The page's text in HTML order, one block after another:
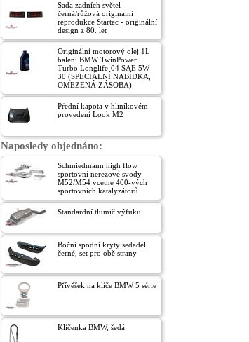
Sada zadních světel
černá/růžová originální
reprodukce Startec - originální
design z 80. let
Originální motorový olej 1L
balení BMW TwinPower
Turbo Longlife-04 SAE 5W-
30 (SPECIÁLNÍ NABÍDKA,
OMEZENÁ ZÁSOBA)
Přední kapota v hliníkovém
provedení Look M2
Naposledy objednáno:
Schmiedmann high flow
sportovní nerezové svody
M52/M54 vcetne 400-vých
sportovních katalyzátorů
Standardní tlumič výfuku
Boční spodní kryty sedadel
černé, set pro obě strany
Přívěšek na klíče BMW 5 série
Klíčenka BMW, šedá